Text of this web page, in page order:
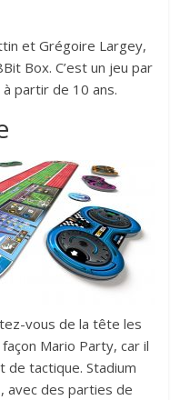
et Grégoire Largey,
Box. C’est un jeu par
partir de 10 ans.
vous de la tête les
Mario Party, car il
de tactique. Stadium
avec des parties de